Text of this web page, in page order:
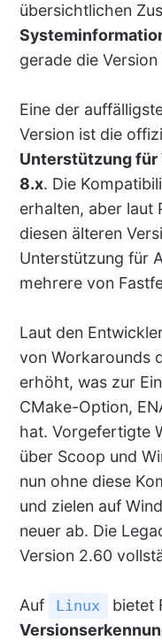
übersichtlichen
gerade die
Eine der
Version ist die
Unterstützung für
8.x. Die
erhalten, aber laut
diesen älteren
Unterstützung für
mehrere von
Laut den
von Workarounds
erhöht, was zur
CMake-Option,
hat. Vorgefertigte
über Scoop und
nun ohne diese
und zielen auf
neuer ab. Die
Version 2.60
Auf Linux
bietet